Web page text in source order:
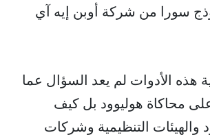
سورا من شركة أوبن إيه آي
هذه الأدوات لم يعد السؤال عما
على محاكاة هوليوود بل كيف
والهيئات التنظيمية وشركات